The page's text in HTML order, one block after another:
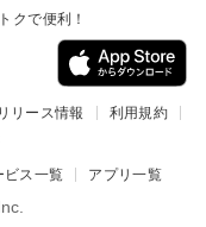
クで便利！
リリース情報
利用規約
ビス一覧 アプリ一覧